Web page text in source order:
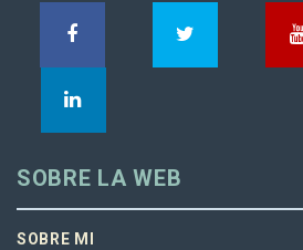
SOBRE LA WEB
SOBRE MI